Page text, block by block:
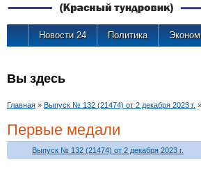
Новости 24 Политика
Вы здесь
Главная » Выпуск № 132 (21474) от 2 декабря 2023 г. »
Первые медали
Выпуск № 132 (21474) от 2 декабря 2023 г.